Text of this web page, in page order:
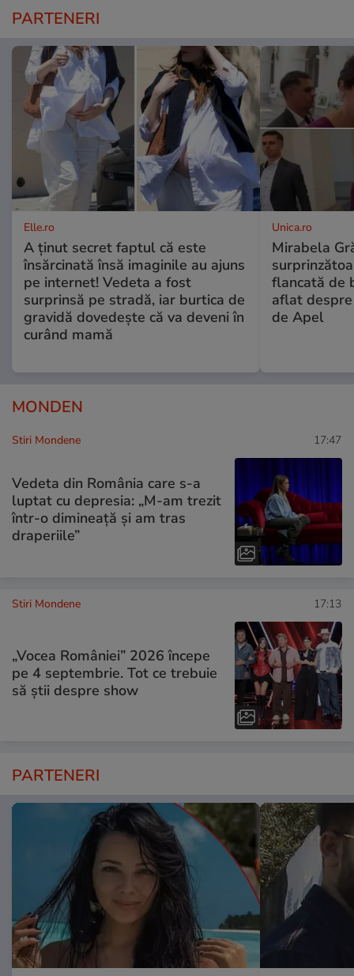
PARTENERI
Elle.ro
A ținut secret faptul că este
însărcinată însă imaginile au ajuns
pe internet! Vedeta a fost
surprinsă pe stradă, iar burtica de
gravidă dovedește că va deveni în
curând mamă
Unica.ro
Mirabela
flancată de
aflat
de Apel
MONDEN
Stiri Mondene 17:47
Vedeta din România care s-a
luptat cu depresia: „M-am trezit
într-o dimineață și am tras
draperiile”
Stiri Mondene 17:13
„Vocea României” 2026 începe
pe 4 septembrie. Tot ce trebuie
să știi despre show
PARTENERI